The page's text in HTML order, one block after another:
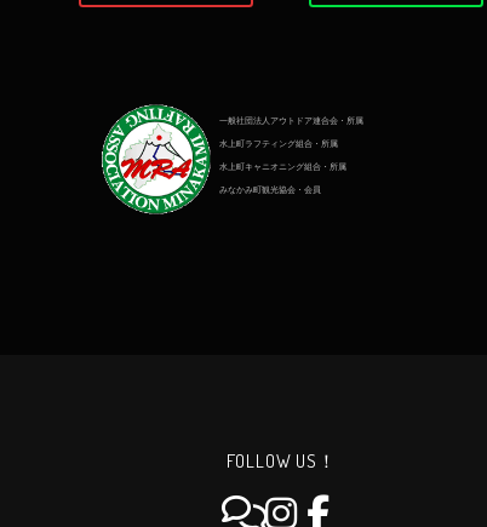
一般社団法人アウトドア連合会・所属
水上町ラフティング組合・所属
水上町キャニオニング組合・所属
みなかみ町観光協会・会員
FOLLOW US！